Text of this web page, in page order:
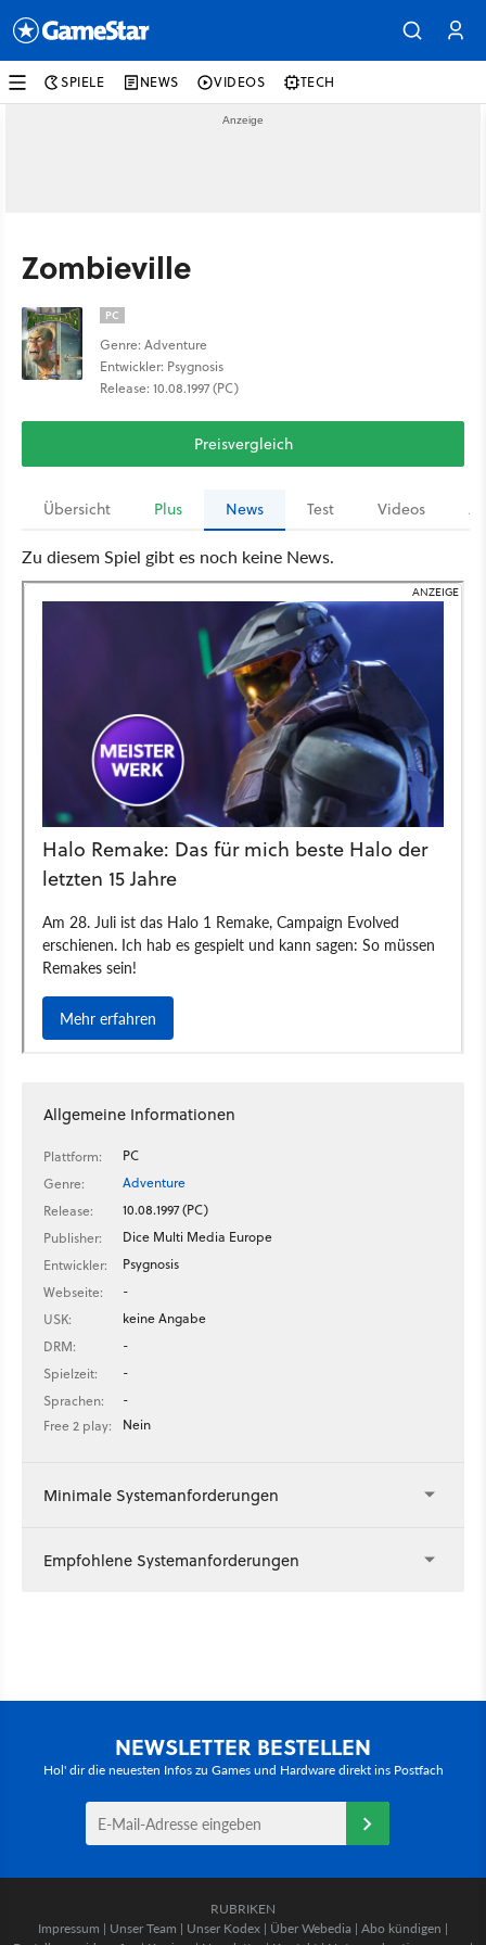
SPIELE NEWS VIDEOS TECH
Zombieville
PC
Genre: Adventure
Entwickler: Psygnosis
Release: 10.08.1997 (PC)
Preisvergleich
Übersicht Plus News Test Videos
Zu diesem Spiel gibt es noch keine News.
Allgemeine Informationen
Plattform:
PC
Genre:
Adventure
Release:
10.08.1997 (PC)
Publisher:
Dice Multi Media Europe
Entwickler:
Psygnosis
Webseite:
-
USK:
keine Angabe
DRM:
-
Spielzeit:
-
Sprachen:
-
Free 2 play:
Nein
Minimale Systemanforderungen
Empfohlene Systemanforderungen
NEWSLETTER BESTELLEN
Hol' dir die neuesten Infos zu Games und Hardware direkt ins Postfach
RUBRIKEN
Impressum | Unser Team | Unser Kodex | Über Webedia | Abo kündigen |